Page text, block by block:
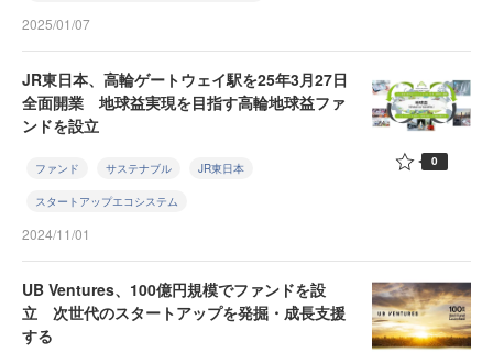
2025/01/07
JR東日本、高輪ゲートウェイ駅を25年3月27日
全面開業 地球益実現を目指す高輪地球益ファ
ンドを設立
ファンド サステナブル JR東日本
スタートアップエコシステム
2024/11/01
0
UB Ventures、100億円規模でファンドを設
立 次世代のスタートアップを発掘・成長支援
する